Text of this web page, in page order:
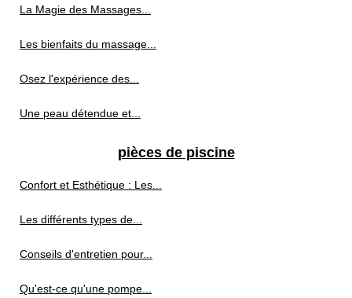
La Magie des Massages...
Les bienfaits du massage...
Osez l'expérience des...
Une peau détendue et...
pièces de piscine
Confort et Esthétique : Les...
Les différents types de...
Conseils d'entretien pour...
Qu'est-ce qu'une pompe...